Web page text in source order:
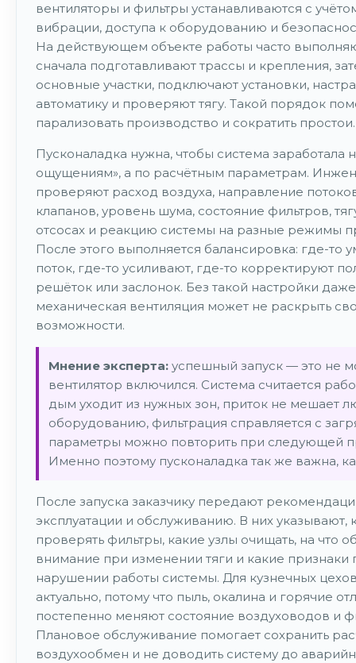
вентиляторы и фильтры устанавливаются с
вибрации, доступа к оборудованию и
На действующем объекте работы часто
сначала подготавливают трассы и крепления,
основные участки, подключают установки,
автоматику и проверяют тягу. Такой порядок
парализовать производство и сократить простои.
Пусконаладка нужна, чтобы система заработала
ощущениям», а по расчётным параметрам.
проверяют расход воздуха, направление
клапанов, уровень шума, состояние фильтров,
отсосах и реакцию системы на разные режимы
После этого выполняется балансировка: где-то
поток, где-то усиливают, где-то корректируют
решёток или заслонок. Без такой настройки
механическая вентиляция может не раскрыть
возможности.
Мнение эксперта: успешный запуск — это не
вентилятор включился. Система считается
дым уходит из нужных зон, приток не мешает
оборудованию, фильтрация справляется с
параметры можно повторить при следующей
Именно поэтому пусконаладка так же важна,
После запуска заказчику передают
эксплуатации и обслуживанию. В них указывают,
проверять фильтры, какие узлы очищать, на что
внимание при изменении тяги и какие признаки
нарушении работы системы. Для кузнечных
актуально, потому что пыль, окалина и горячие
постепенно меняют состояние воздуховодов и
Плановое обслуживание помогает сохранить
воздухообмен и не доводить систему до